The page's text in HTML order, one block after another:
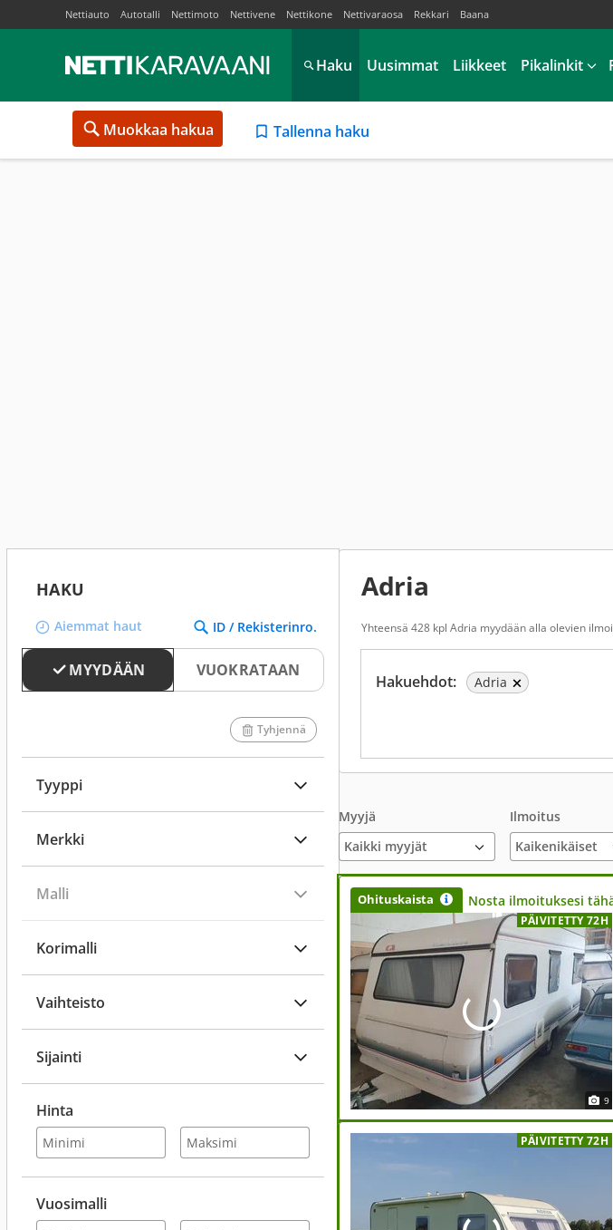
Nettiauto Autotalli Nettimoto Nettivene Nettikone Nettivaraosa Rekkari Baana
Haku Uusimmat Liikkeet Pikalinkit
Muokkaa hakua Tallenna haku
HAKU
Aiemmat haut ID / Rekisterinro.
MYYDÄÄN VUOKRATAAN
Tyhjennä
Tyyppi
Merkki
Malli
Korimalli
Vaihteisto
Sijainti
Vuosimalli
Hinta
Adria
Yhteensä 428 kpl Adria myydään alla olevien
Hakuehdot: Adria
Myyjä
Kaikki myyjät
Ilmoitus
Ohituskaista Nosta ilmoituksesi
PÄIVITETTY 72H
9
PÄIVITETTY 72H